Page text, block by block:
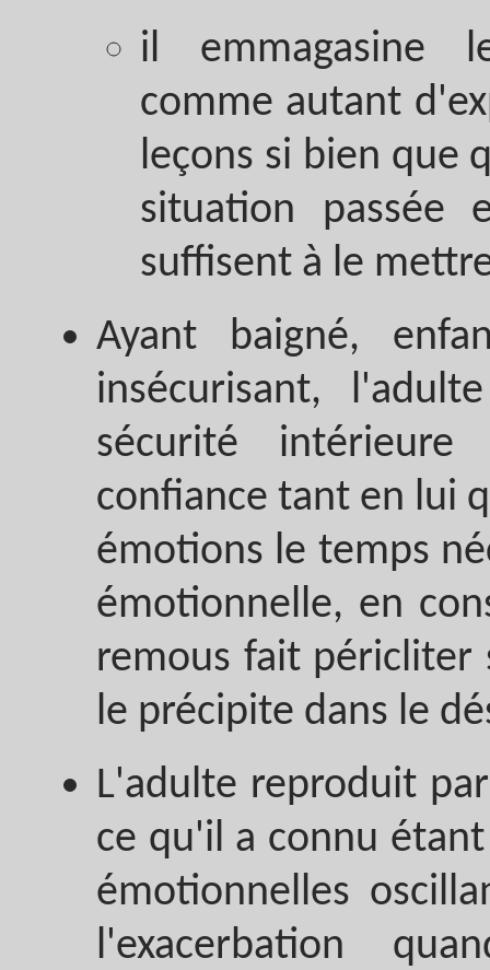
il emmagasine
comme autant
leçons si bien que
situation passée
suffisent à le
Ayant baigné,
insécurisant,
sécurité
confiance tant en lui
émotions le temps
émotionnelle, en
remous fait péricliter
le précipite dans le
L'adulte reproduit
ce qu'il a connu
émotionnelles
l'exacerbation